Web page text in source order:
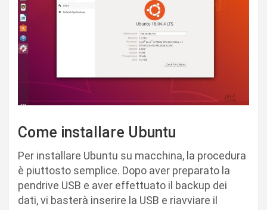
Come installare Ubuntu
Per installare Ubuntu su macchina, la procedura
è piuttosto semplice. Dopo aver preparato la
pendrive USB e aver effettuato il backup dei
dati, vi basterà inserire la USB e riavviare il